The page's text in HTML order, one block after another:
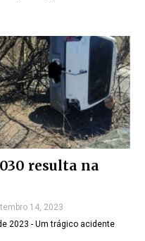
resulta na
14, 2023
2023 - Um trágico acidente